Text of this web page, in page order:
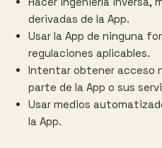
derivadas de la App.
Usar la App de ninguna
regulaciones aplicables.
Intentar obtener acceso
parte de la App o sus
Usar medios
la App.